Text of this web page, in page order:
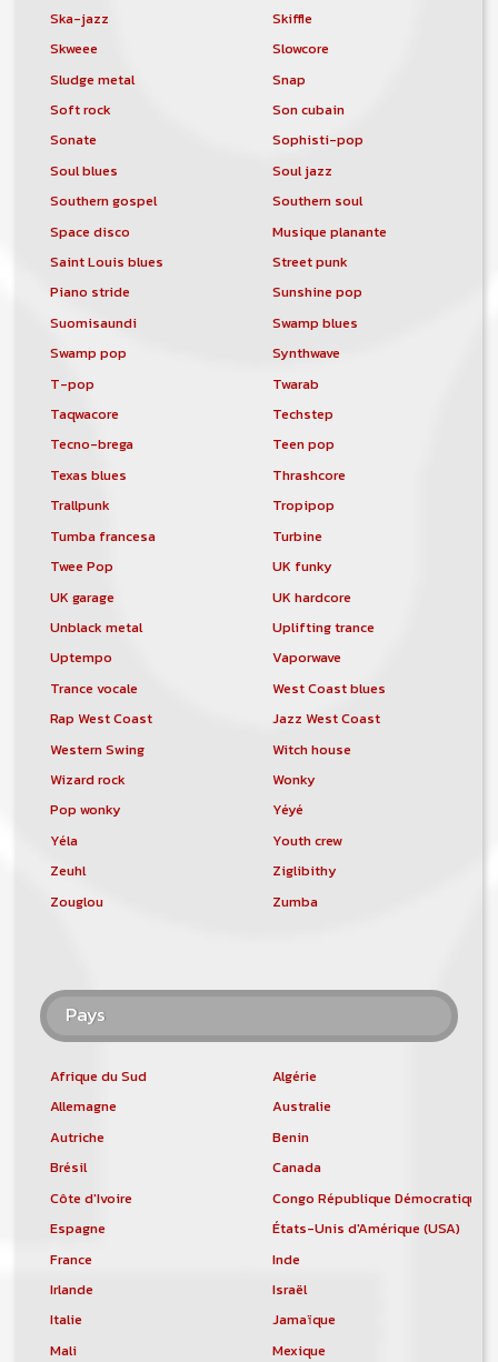
Ska-jazz
Skiffle
Skweee
Slowcore
Sludge metal
Snap
Soft rock
Son cubain
Sonate
Sophisti-pop
Soul blues
Soul jazz
Southern gospel
Southern soul
Space disco
Musique planante
Saint Louis blues
Street punk
Piano stride
Sunshine pop
Suomisaundi
Swamp blues
Swamp pop
Synthwave
T-pop
Twarab
Taqwacore
Techstep
Tecno-brega
Teen pop
Texas blues
Thrashcore
Trallpunk
Tropipop
Tumba francesa
Turbine
Twee Pop
UK funky
UK garage
UK hardcore
Unblack metal
Uplifting trance
Uptempo
Vaporwave
Trance vocale
West Coast blues
Rap West Coast
Jazz West Coast
Western Swing
Witch house
Wizard rock
Wonky
Pop wonky
Yéyé
Yéla
Youth crew
Zeuhl
Ziglibithy
Zouglou
Zumba
Pays
Afrique du Sud
Algérie
Allemagne
Australie
Autriche
Benin
Brésil
Canada
Côte d'Ivoire
Congo République Démocratique
Espagne
États-Unis d'Amérique (USA)
France
Inde
Irlande
Israël
Italie
Jamaïque
Mali
Mexique